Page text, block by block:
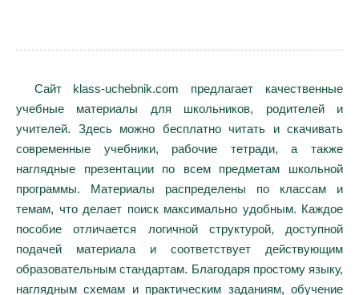
Сайт klass-uchebnik.com предлагает качественные
учебные материалы для школьников, родителей и
учителей. Здесь можно бесплатно читать и скачивать
современные учебники, рабочие тетради, а также
наглядные презентации по всем предметам школьной
программы. Материалы распределены по классам и
темам, что делает поиск максимально удобным. Каждое
пособие отличается логичной структурой, доступной
подачей материала и соответствует действующим
образовательным стандартам. Благодаря простому языку,
наглядным схемам и практическим заданиям, обучение